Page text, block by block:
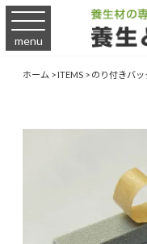
menu
ホーム>ITEMS>のり付きバッ